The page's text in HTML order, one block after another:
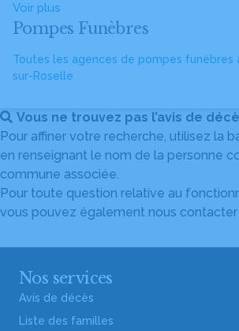
Voir plus
Pompes Funèbres
Toutes les agences de pompes funèbres
sur-Roselle
Vous ne trouvez pas l’avis de
Pour affiner votre recherche, utilisez la
en renseignant le nom de la personne
commune associée.
Pour toute question relative au
vous pouvez également nous contacter
Nos services
Avis de décès
Liste des familles